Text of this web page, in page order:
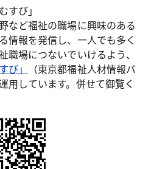
び」
など福祉の職場に興味のある
情報を発信し、一人でも多く
職場につないでいけるよう、
び」
（東京都福祉人材情報バ
用しています。併せて御覧く